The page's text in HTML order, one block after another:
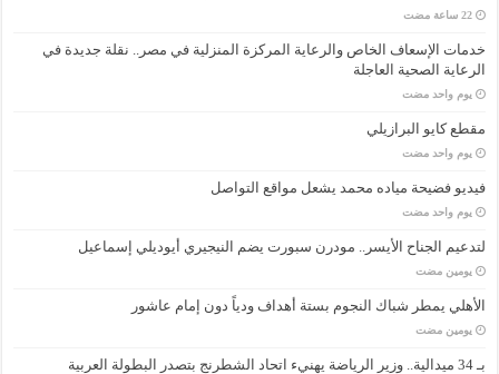
‏22 ساعة مضت
خدمات الإسعاف الخاص والرعاية المركزة المنزلية في مصر.. نقلة جديدة في
الرعاية الصحية العاجلة
‏يوم واحد مضت
مقطع كايو البرازيلي
‏يوم واحد مضت
فيديو فضيحة مياده محمد يشعل مواقع التواصل
‏يوم واحد مضت
لتدعيم الجناح الأيسر.. مودرن سبورت يضم النيجيري أيوديلي إسماعيل
‏يومين مضت
الأهلي يمطر شباك النجوم بستة أهداف ودياً دون إمام عاشور
‏يومين مضت
بـ 34 ميدالية.. وزير الرياضة يهنيء اتحاد الشطرنج بتصدر البطولة العربية